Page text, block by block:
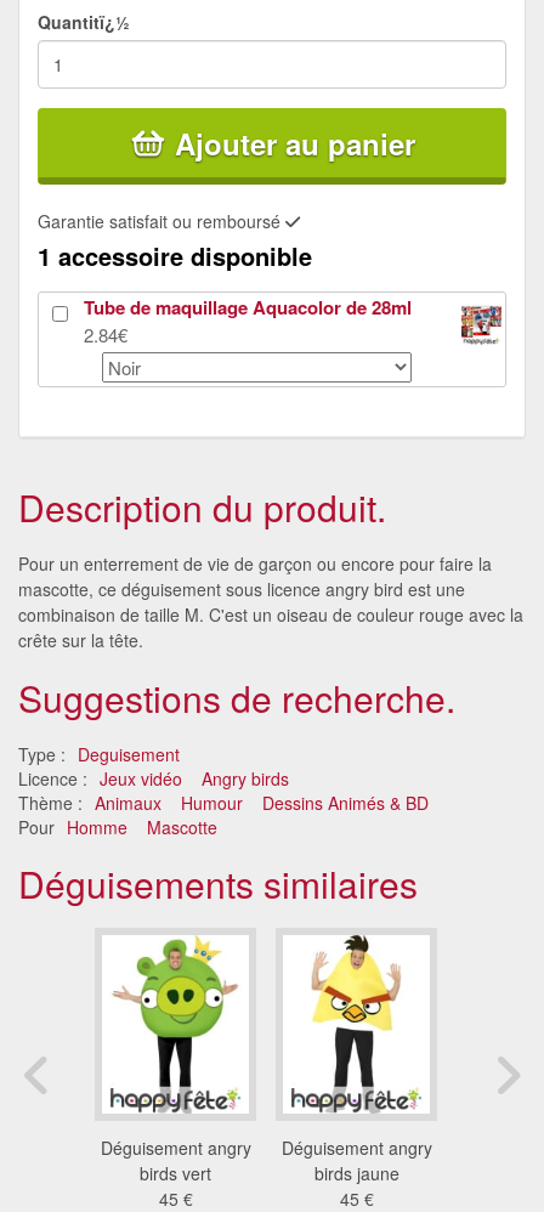
Quantitï¿½
Ajouter au panier
Garantie satisfait ou remboursé
1 accessoire disponible
Tube de maquillage Aquacolor de 28ml
2.84€
Description du produit.
Pour un enterrement de vie de garçon ou encore pour faire la
mascotte, ce déguisement sous licence angry bird est une
combinaison de taille M. C'est un oiseau de couleur rouge avec la
crête sur la tête.
Suggestions de recherche.
Type : Deguisement
Licence : Jeux vidéo
Angry birds
Thème : Animaux Humour
Dessins Animés & BD
Pour Homme Mascotte
Déguisements similaires
Déguisement angry
birds vert
45 €
Déguisement angry
birds jaune
45 €